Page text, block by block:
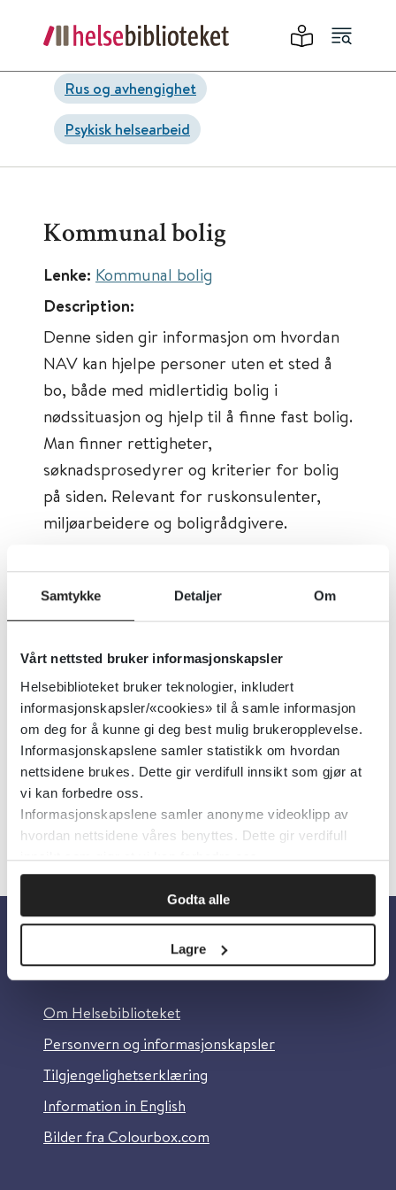
Samtykke Detaljer Om
Vårt nettsted bruker informasjonskapsler
Helsebiblioteket bruker teknologier, inkludert
informasjonskapsler/«cookies» til å samle informasjon
om deg for å kunne gi deg best mulig brukeropplevelse.
Informasjonskapslene samler statistikk om hvordan
nettsidene brukes. Dette gir verdifull innsikt som gjør at
vi kan forbedre oss.
Informasjonskapslene samler anonyme videoklipp av
hvordan nettsidene våres benyttes. Dette gir verdifull
innsikt som gjør at vi kan forbedre oss.
Godta alle
Lagre
Rus og avhengighet
Psykisk helsearbeid
Kommunal bolig
Lenke: Kommunal bolig
Description:
Denne siden gir informasjon om hvordan
NAV kan hjelpe personer uten et sted å
bo, både med midlertidig bolig i
nødssituasjon og hjelp til å finne fast bolig.
Man finner rettigheter,
søknadsprosedyrer og kriterier for bolig
på siden. Relevant for ruskonsulenter,
miljøarbeidere og boligrådgivere.
Tema:Rus og avhengighet, Psykisk
helsearbeid
Emner:Boligforhold
Dokumenttype:Pasientinformasjon
Utgiver:Ny Arbeids- og
Velferdsforvaltning (NAV)
Språk:Norsk
Om oss
Om Helsebiblioteket
Personvern og informasjonskapsler
Tilgjengelighetserklæring
Information in English
Bilder fra Colourbox.com